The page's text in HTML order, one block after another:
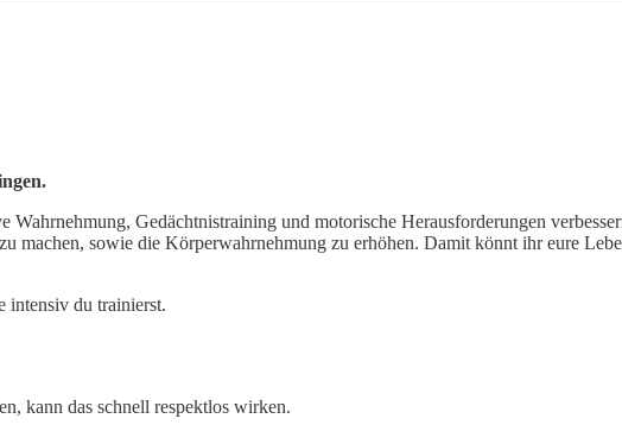
Gedächtnistraining und motorische Herausforderungen
machen, sowie die Körperwahrnehmung zu erhöhen. Damit könnt ihr eure
intensiv du trainierst.
kann das schnell respektlos wirken.